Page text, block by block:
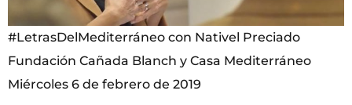
#LetrasDelMediterráneo con Nativel Preciado
Fundación Cañada Blanch y Casa Mediterráneo
Miércoles 6 de febrero de 2019